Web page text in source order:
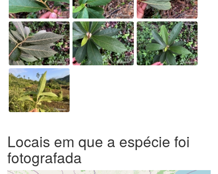
Locais em que a espécie foi
fotografada